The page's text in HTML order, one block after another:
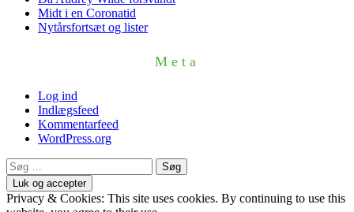
Midt i en Coronatid
Nytårsfortsæt og lister
Meta
Log ind
Indlægsfeed
Kommentarfeed
WordPress.org
Søg
efter:
Privacy & Cookies: This site uses cookies. By continuing to use this